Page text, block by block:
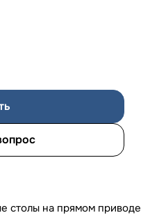
столы на прямом приводе